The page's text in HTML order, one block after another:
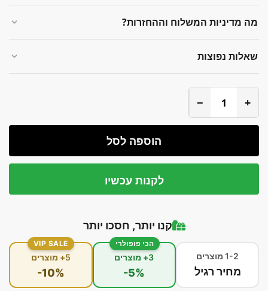
מה מדיניות המשלוח וההחזרות?
שאלות נפוצות
+
−
הוספה לסל
לקנות עכשיו
קנו יותר, חסכו יותר
1-2 מוצרים
מחיר רגיל
הכי פופולרי
3+ מוצרים
-5%
VIP SALE
5+ מוצרים
-10%